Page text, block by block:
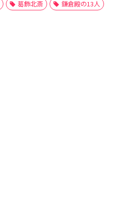
葛飾北斎 鎌倉殿の13人